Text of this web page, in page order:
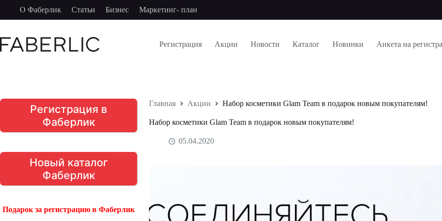
сути
О Фаберлик Статьи Бизнес Маркетинг- план
Регистрация Акции Новости Каталог Новинки Анкета на
Главная Акции Набор косметики Glam Team в подарок новым покупателям!
Набор косметики Glam Team в подарок новым покупателям!
05.04.2020
Регистрация в
Фаберлик
Новый каталог
Фаберлик
Подарок за регистрацию в Фаберлик